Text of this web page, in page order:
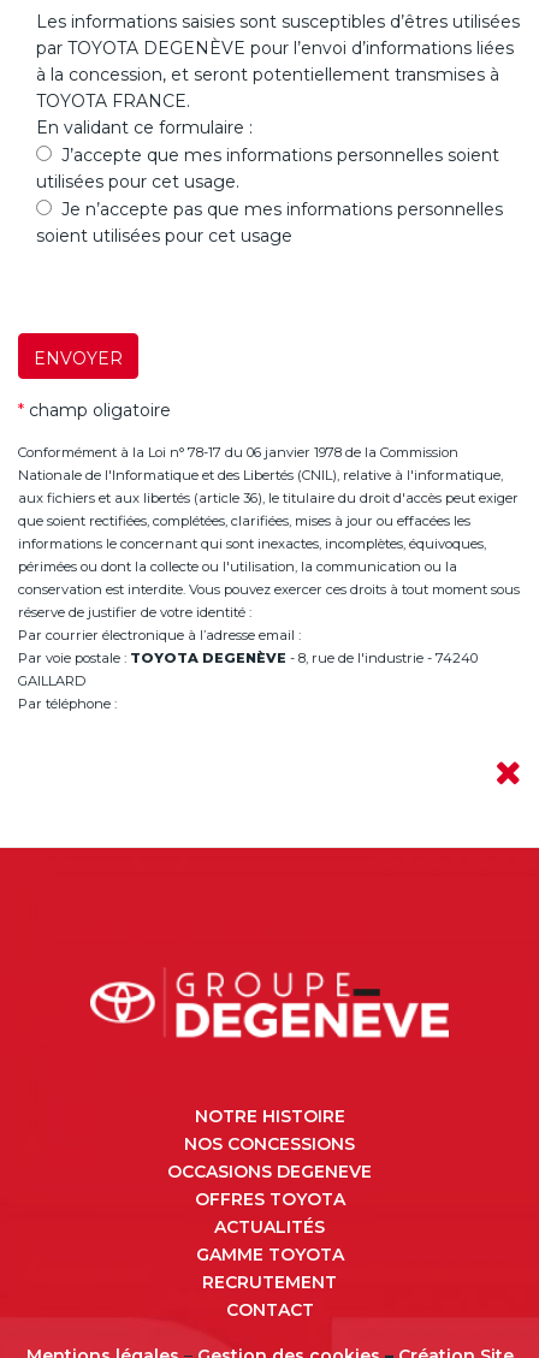
Les informations saisies sont susceptibles d’êtres utilisées
par TOYOTA DEGENÈVE pour l’envoi d’informations liées
à la concession, et seront potentiellement transmises à
TOYOTA FRANCE.
En validant ce formulaire :
J’accepte que mes informations personnelles soient
utilisées pour cet usage.
Je n’accepte pas que mes informations personnelles
soient utilisées pour cet usage
ENVOYER
* champ oligatoire
Conformément à la Loi n° 78-17 du 06 janvier 1978 de la Commission
Nationale de l'Informatique et des Libertés (CNIL), relative à l'informatique,
aux fichiers et aux libertés (article 36), le titulaire du droit d'accès peut exiger
que soient rectifiées, complétées, clarifiées, mises à jour ou effacées les
informations le concernant qui sont inexactes, incomplètes, équivoques,
périmées ou dont la collecte ou l'utilisation, la communication ou la
conservation est interdite. Vous pouvez exercer ces droits à tout moment sous
réserve de justifier de votre identité :
Par courrier électronique à l’adresse email :
Par voie postale : TOYOTA DEGENÈVE - 8, rue de l'industrie - 74240
GAILLARD
Par téléphone :
NOTRE HISTOIRE
NOS CONCESSIONS
OCCASIONS DEGENEVE
OFFRES TOYOTA
ACTUALITÉS
GAMME TOYOTA
RECRUTEMENT
CONTACT